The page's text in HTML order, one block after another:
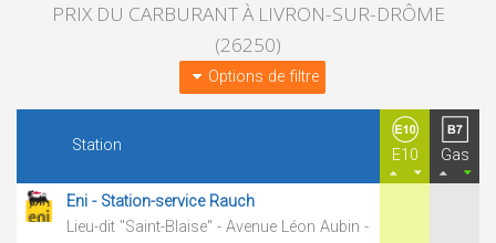
PRIX DU CARBURANT À LIVRON-SUR-DRÔME
(26250)
Options de filtre
Station
E10 Gas
Eni - Station-service Rauch
Lieu-dit "Saint-Blaise" - Avenue Léon Aubin -